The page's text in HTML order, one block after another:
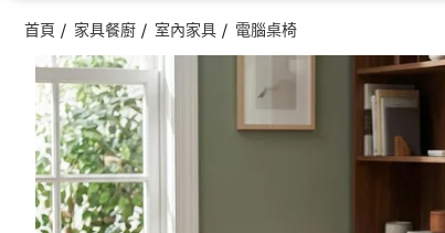
首頁 家具餐廚 室內家具 電腦桌椅